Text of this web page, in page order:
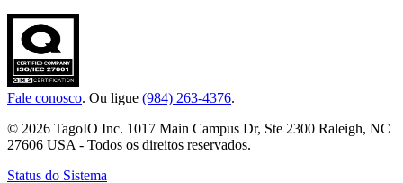
Fale conosco. Ou ligue (984) 263-4376.
© 2026 TagoIO Inc. 1017 Main Campus Dr, Ste 2300 Raleigh, NC
27606 USA - Todos os direitos reservados.
Status do Sistema